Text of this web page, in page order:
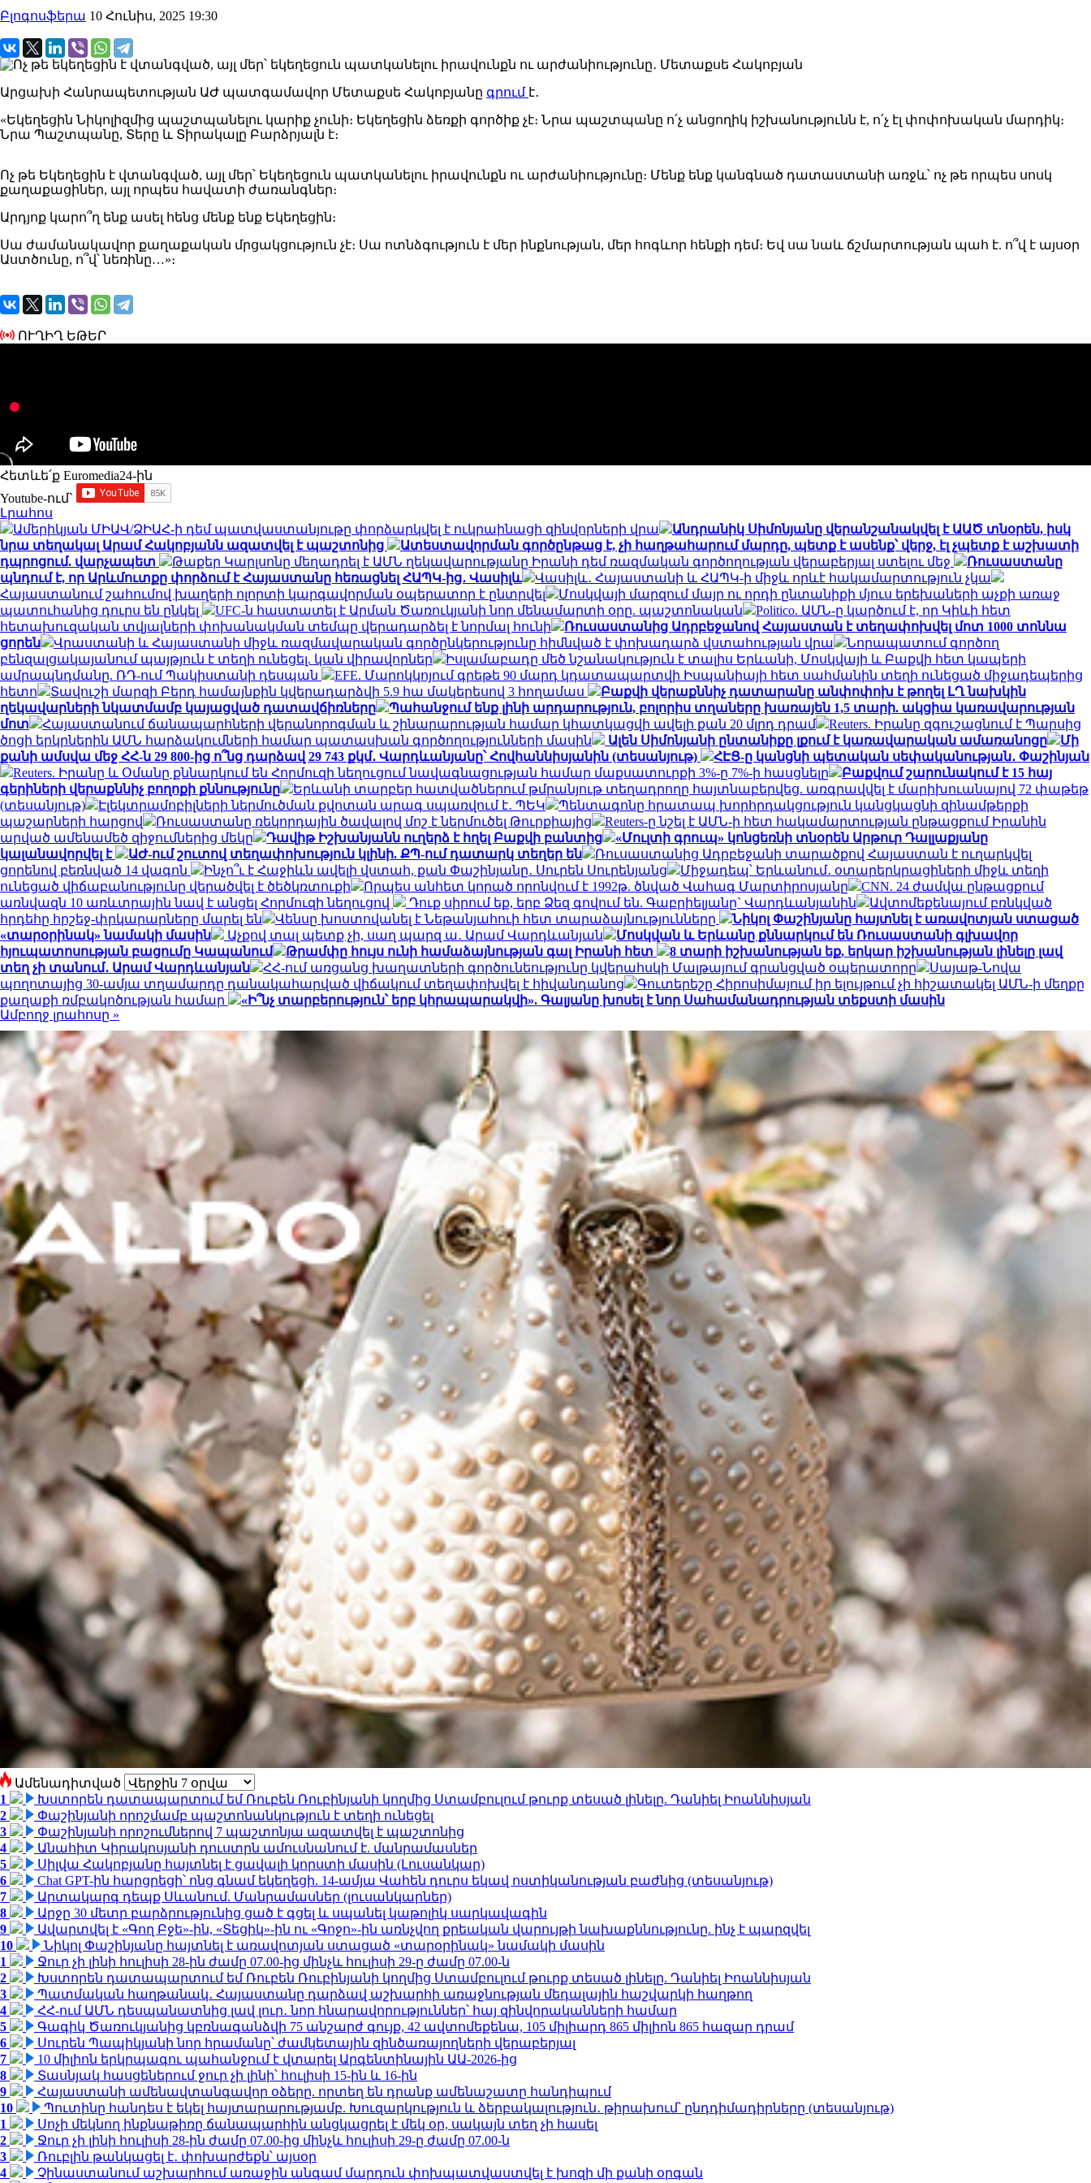
Բլոգոսֆերա 10 Հունիս, 2025 19:30
Արցախի Հանրապետության ԱԺ պատգամավոր Մետաքսե Հակոբյանը գրում է․
«Եկեղեցին Նիկոլիզմից պաշտպանելու կարիք չունի։ Եկեղեցին ձեռքի գործիք չէ։ Նրա պաշտպանը ո՛չ անցողիկ իշխանությունն է, ո՛չ էլ փոփոխական մարդիկ։
Նրա Պաշտպանը, Տերը և Տիրակալը Բարձրյալն է։
Ոչ թե Եկեղեցին է վտանգված, այլ մեր՝ Եկեղեցուն պատկանելու իրավունքն ու արժանիությունը։ Մենք ենք կանգնած դատաստանի առջև՝ ոչ թե որպես սոսկ
քաղաքացիներ, այլ որպես հավատի ժառանգներ։
Արդյոք կարո՞ղ ենք ասել հենց մենք ենք Եկեղեցին։
Սա ժամանակավոր քաղաքական մրցակցություն չէ։ Սա ոտնձգություն է մեր ինքնության, մեր հոգևոր հենքի դեմ։ Եվ սա նաև ճշմարտության պահ է. ո՞վ է այսօր
Աստծունը, ո՞վ՝ նեռինը…»։
ՈՒՂԻՂ ԵԹԵՐ
Հետևե՛ք Euromedia24-ին
Youtube-ում`
Լրահոս
Ամերիկյան ՄԻԱՎ/ՁԻԱՀ-ի դեմ պատվաստանյութը փորձարկվել է ուկրաինացի զինվորների վրա
Անդրանիկ Սիմոնյանը վերանշանակվել է ԱԱԾ տնօրեն, իսկ
նրա տեղակալ Արամ Հակոբյանն ազատվել է պաշտոնից
Ատեստավորման գործընթաց է, չի հաղթահարում մարդը, պետք է ասենք՝ վերջ, էլ չպետք է աշխատի
դպրոցում. վարչապետ
Թաքեր Կարլսոնը մեղադրել է ԱՄՆ ղեկավարությանը Իրանի դեմ ռազմական գործողության վերաբերյալ ստելու մեջ
Ռուսաստանը
պնդում է, որ Արևմուտքը փորձում է Հայաստանը հեռացնել ՀԱՊԿ-ից․ Վասիլև
Վասիլև․ Հայաստանի և ՀԱՊԿ-ի միջև որևէ հակամարտություն չկա
Հայաստանում շահումով խաղերի ոլորտի կարգավորման օպերատոր է ընտրվել
Մոսկվայի մարզում մայր ու որդի ընտանիքի մյուս երեխաների աչքի առաջ
պատուհանից դուրս են ընկել
UFC-ն հաստատել է Արման Ծառուկյանի նոր մենամարտի օրը. պաշտոնական
Politico. ԱՄՆ-ը կարծում է, որ Կիևի հետ
հետախուզական տվյալների փոխանակման տեմպը վերադարձել է նորմալ հունի
Ռուսաստանից Ադրբեջանով Հայաստան է տեղափոխվել մոտ 1000 տոննա
ցորեն
Վրաստանի և Հայաստանի միջև ռազմավարական գործընկերությունը հիմնված է փոխադարձ վստահության վրա
Նորապատում գործող
բենզալցակայանում պայթյուն է տեղի ունեցել. կան վիրավորներ
Իսլամաբադը մեծ նշանակություն է տալիս Երևանի, Մոսկվայի և Բաքվի հետ կապերի
ամրապնդմանը. ՌԴ-ում Պակիստանի դեսպան
EFE. Մարոկկոյում գրեթե 90 մարդ կդատապարտվի Իսպանիայի հետ սահմանին տեղի ունեցած միջադեպերից
հետո
Տավուշի մարզի Բերդ համայնքին կվերադարձվի 5.9 հա մակերեսով 3 հողամաս
Բաքվի վերաքննիչ դատարանը անփոփոխ է թողել ԼՂ նախկին
ղեկավարների նկատմամբ կայացված դատավճիռները
Պահանջում ենք լինի արդարություն, բոլորիս տղաները խառայեն 1,5 տարի. ակցիա կառավարության
մոտ
Հայաստանում ճանապարհների վերանորոգման և շինարարության համար կհատկացվի ավելի քան 20 մլրդ դրամ
Reuters. Իրանը զգուշացնում է Պարսից
ծոցի երկրներին ԱՄՆ հարձակումների համար պատասխան գործողությունների մասին
Ալեն Սիմոնյանի ընտանիքը լքում է կառավարական ամառանոցը
Մի
քանի ամսվա մեջ ՀՀ-ն 29 800-ից ո՞նց դարձավ 29 743 քկմ․ Վարդևանյանը՝ Հովհաննիսյանին (տեսանյութ)
ՀԷՑ-ը կանցնի պետական սեփականության․ Փաշինյան
Reuters. Իրանը և Օմանը քննարկում են Հորմուզի նեղուցում նավագնացության համար մաքսատուրքի 3%-ը 7%-ի հասցնելը
Բաքվում շարունակում է 15 հայ
գերիների վերաքննիչ բողոքի քննությունը
Երևանի տարբեր հատվածներում թմրանյութ տեղադրողը հայտնաբերվեց. առգրավվել է մարիխուանայով 72 փաթեթ
(տեսանյութ)
Էլեկտրամոբիլների ներմուծման քվոտան արագ սպառվում է․ ՊԵԿ
Պենտագոնը հրատապ խորհրդակցություն կանցկացնի զինամթերքի
պաշարների հարցով
Ռուսաստանը ռեկորդային ծավալով մոշ է ներմուծել Թուրքիայից
Reuters-ը նշել է ԱՄՆ-ի հետ հակամարտության ընթացքում Իրանին
արված ամենամեծ զիջումներից մեկը
Դավիթ Իշխանյանն ուղերձ է հղել Բաքվի բանտից
«Մուլտի գրուպ» կոնցեռնի տնօրեն Արթուր Դալլաքյանը
կալանավորվել է
ԱԺ-ում շուտով տեղափոխություն կլինի. ՔՊ-ում դատարկ տեղեր են
Ռուսաստանից Ադրբեջանի տարածքով Հայաստան է ուղարկվել
ցորենով բեռնված 14 վագոն
Ինչո՞ւ է Հաջիևն ավելի վստահ, քան Փաշինյանը․ Սուրեն Սուրենյանց
Միջադեպ՝ Երևանում․ օտարերկրացիների միջև տեղի
ունեցած վիճաբանությունը վերածվել է ծեծկռտուքի
Որպես անհետ կորած որոնվում է 1992թ. ծնված Վահագ Մարտիրոսյանը
CNN. 24 ժամվա ընթացքում
առնվազն 10 առևտրային նավ է անցել Հորմուզի նեղուցով
Դուք սիրում եք, երբ Ձեզ գովում են. Գաբրիելյանը` Վարդևանյանին
Ավտոմեքենայում բռնկված
հրդեհը հրշեջ-փրկարարները մարել են
Վենսը խոստովանել է Նեթանյահուի հետ տարաձայնությունները
Նիկոլ Փաշինյանը հայտնել է առավոտյան ստացած
«տարօրինակ» նամակի մասին
Աչքով տալ պետք չի, սաղ պարզ ա․ Արամ Վարդևանյան
Մոսկվան և Երևանը քննարկում են Ռուսաստանի գլխավոր
հյուպատոսության բացումը Կապանում
Թրամփը հույս ունի համաձայնության գալ Իրանի հետ
8 տարի իշխանության եք, երկար իշխանության լինելը լավ
տեղ չի տանում․ Արամ Վարդևանյան
ՀՀ-ում առցանց խաղատների գործունեությունը կվերահսկի Մալթայում գրանցված օպերատորը
Սայաթ-Նովա
պողոտայից 30-ամյա տղամարդը դանակահարված վիճակում տեղափոխվել է հիվանդանոց
Գուտերեշը Հիրոսիմայում իր ելույթում չի հիշատակել ԱՄՆ-ի մեղքը
քաղաքի ռմբակոծության համար
«Ի՞նչ տարբերություն՝ երբ կհրապարակվի». Գալյանը խոսել է նոր Սահամանադրության տեքստի մասին
Ամբողջ լրահոսը »
Ամենադիտված
1
Խստորեն դատապարտում եմ Ռուբեն Ռուբինյանի կողմից Ստամբուլում թուրք տեսած լինելը. Դանիել Իոաննիսյան
2
Փաշինյանի որոշմամբ պաշտոնանկություն է տեղի ունեցել
3
Փաշինյանի որոշումներով 7 պաշտոնյա ազատվել է պաշտոնից
4
Անահիտ Կիրակոսյանի դուստրն ամուսնանում է. մանրամասներ
5
Սիլվա Հակոբյանը հայտնել է ցավալի կորստի մասին (Լուսանկար)
6
Chat GPT-ին հարցրեցի՝ ոնց գնամ եկեղեցի. 14-ամյա Վահեն դուրս եկավ ոստիկանության բաժնից (տեսանյութ)
7
Արտակարգ դեպք Սևանում. Մանրամասներ (լուսանկարներ)
8
Արջը 30 մետր բարձրությունից ցած է գցել և սպանել կաթոլիկ սարկավագին
9
Ավարտվել է «Գող Բջե»-ին, «Տեցիկ»-ին ու «Գոջո»-ին առնչվող քրեական վարույթի նախաքննությունը. ինչ է պարզվել
10
Նիկոլ Փաշինյանը հայտնել է առավոտյան ստացած «տարօրինակ» նամակի մասին
1
Ջուր չի լինի հուլիսի 28-ին ժամը 07.00-ից մինչև հուլիսի 29-ը ժամը 07.00-ն
2
Խստորեն դատապարտում եմ Ռուբեն Ռուբինյանի կողմից Ստամբուլում թուրք տեսած լինելը. Դանիել Իոաննիսյան
3
Պատմական հաղթանակ․ Հայաստանը դարձավ աշխարհի առաջնության մեդալային հաշվարկի հաղթող
4
ՀՀ-ում ԱՄՆ դեսպանատնից լավ լուր․ նոր հնարավորություններ՝ հայ զինվորականների համար
5
Գագիկ Ծառուկյանից կբռնագանձվի 75 անշարժ գույք, 42 ավտոմեքենա, 105 միլիարդ 865 միլիոն 865 հազար դրամ
6
Սուրեն Պապիկյանի նոր հրամանը՝ ժամկետային զինծառայողների վերաբերյալ
7
10 միլիոն երկրպագու պահանջում է վտարել Արգենտինային ԱԱ-2026-ից
8
Տասնյակ հասցեներում ջուր չի լինի՝ հուլիսի 15-ին և 16-ին
9
Հայաստանի ամենավտանգավոր օձերը. որտեղ են դրանք ամենաշատը հանդիպում
10
Պուտինը հանդես է եկել հայտարարությամբ. Խուզարկություն և ձերբակալություն․ թիրախում՝ ընդդիմադիրները (տեսանյութ)
1
Սոչի մեկնող ինքնաթիռը ճանապարհին անցկացրել է մեկ օր, սակայն տեղ չի հասել
2
Ջուր չի լինի հուլիսի 28-ին ժամը 07.00-ից մինչև հուլիսի 29-ը ժամը 07.00-ն
3
Ռուբլին թանկացել է․ փոխարժեքն՝ այսօր
4
Չինաստանում աշխարհում առաջին անգամ մարդուն փոխպատվաստվել է խոզի մի քանի օրգան